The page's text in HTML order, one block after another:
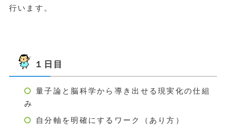
行います。
１日目
量子論と脳科学から導き出せる現実化の仕組
み
自分軸を明確にするワーク（あり方）